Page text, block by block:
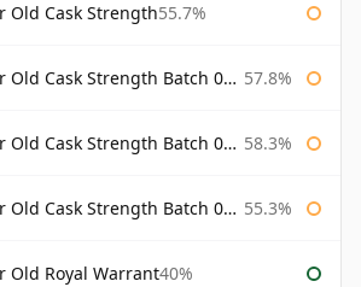
Old Cask Strength55.7%
Strength Batch 001 Bottled 2009 57.8%
Strength Batch 002 Bottled 2010 58.3%
Strength Batch 003 Bottled 2011 55.3%
Old Royal Warrant40%